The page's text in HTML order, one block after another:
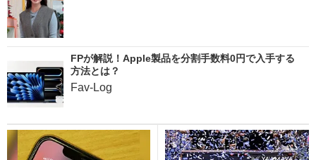
FPが解説！Apple製品を分割手数料0円で入手する
方法とは？
Fav-Log